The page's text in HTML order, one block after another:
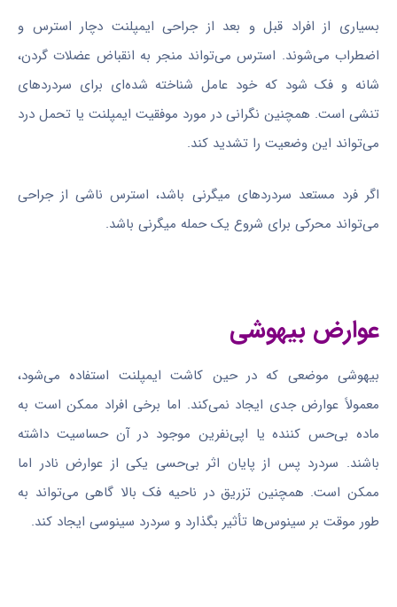
بسیاری از افراد قبل و بعد از جراحی ایمپلنت دچار استرس و
اضطراب می‌شوند. استرس می‌تواند منجر به انقباض عضلات گردن،
شانه و فک شود که خود عامل شناخته شده‌ای برای سردردهای
تنشی است. همچنین نگرانی در مورد موفقیت ایمپلنت یا تحمل درد
می‌تواند این وضعیت را تشدید کند.
اگر فرد مستعد سردردهای میگرنی باشد، استرس ناشی از جراحی
می‌تواند محرکی برای شروع یک حمله میگرنی باشد.
عوارض بیهوشی
بیهوشی موضعی که در حین کاشت ایمپلنت استفاده می‌شود،
معمولاً عوارض جدی ایجاد نمی‌کند. اما برخی افراد ممکن است به
ماده بی‌حس کننده یا اپی‌نفرین موجود در آن حساسیت داشته
باشند. سردرد پس از پایان اثر بی‌حسی یکی از عوارض نادر اما
ممکن است. همچنین تزریق در ناحیه فک بالا گاهی می‌تواند به
طور موقت بر سینوس‌ها تأثیر بگذارد و سردرد سینوسی ایجاد کند.